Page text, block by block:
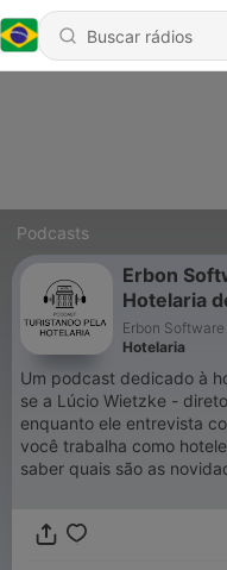
Podcasts
Erbon
Hotelaria
Erbon Software
Hotelaria
Um podcast dedicado à
se a Lúcio Wietzke -
enquanto ele entrevista
você trabalha como
saber quais são as